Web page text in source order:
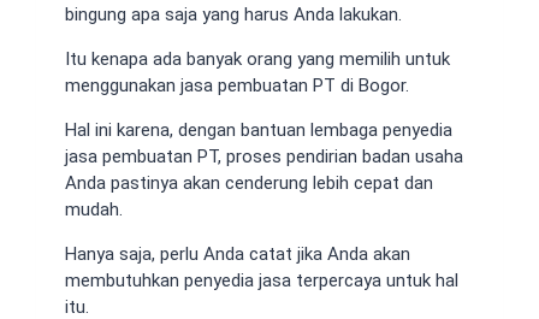
bingung apa saja yang harus Anda lakukan.
Itu kenapa ada banyak orang yang memilih untuk
menggunakan jasa pembuatan PT di Bogor.
Hal ini karena, dengan bantuan lembaga penyedia
jasa pembuatan PT, proses pendirian badan usaha
Anda pastinya akan cenderung lebih cepat dan
mudah.
Hanya saja, perlu Anda catat jika Anda akan
membutuhkan penyedia jasa terpercaya untuk hal
itu.